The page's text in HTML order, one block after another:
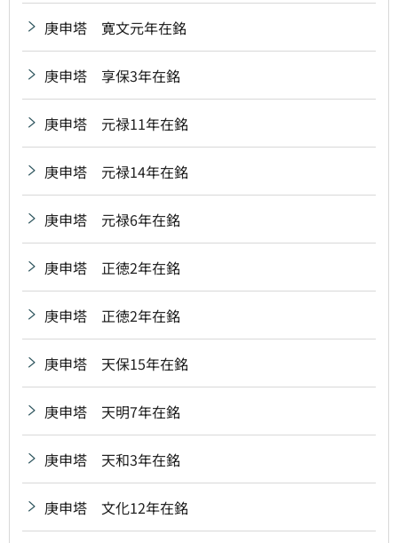
庚申塔 寛文元年在銘
庚申塔 享保3年在銘
庚申塔 元禄11年在銘
庚申塔 元禄14年在銘
庚申塔 元禄6年在銘
庚申塔 正徳2年在銘
庚申塔 正徳2年在銘
庚申塔 天保15年在銘
庚申塔 天明7年在銘
庚申塔 天和3年在銘
庚申塔 文化12年在銘